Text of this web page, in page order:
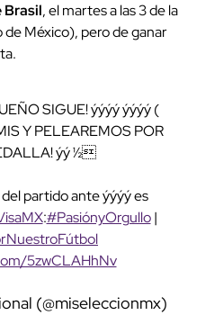
Brasil, el martes a las 3 de la
México), pero de ganar
SIGUE! ýýýý ýýýý (
Y PELEAREMOS POR
ýý ½
partido ante ýýýý es
:#PasiónyOrgullo|
5zwCLAHhNv
(@miseleccionmx)